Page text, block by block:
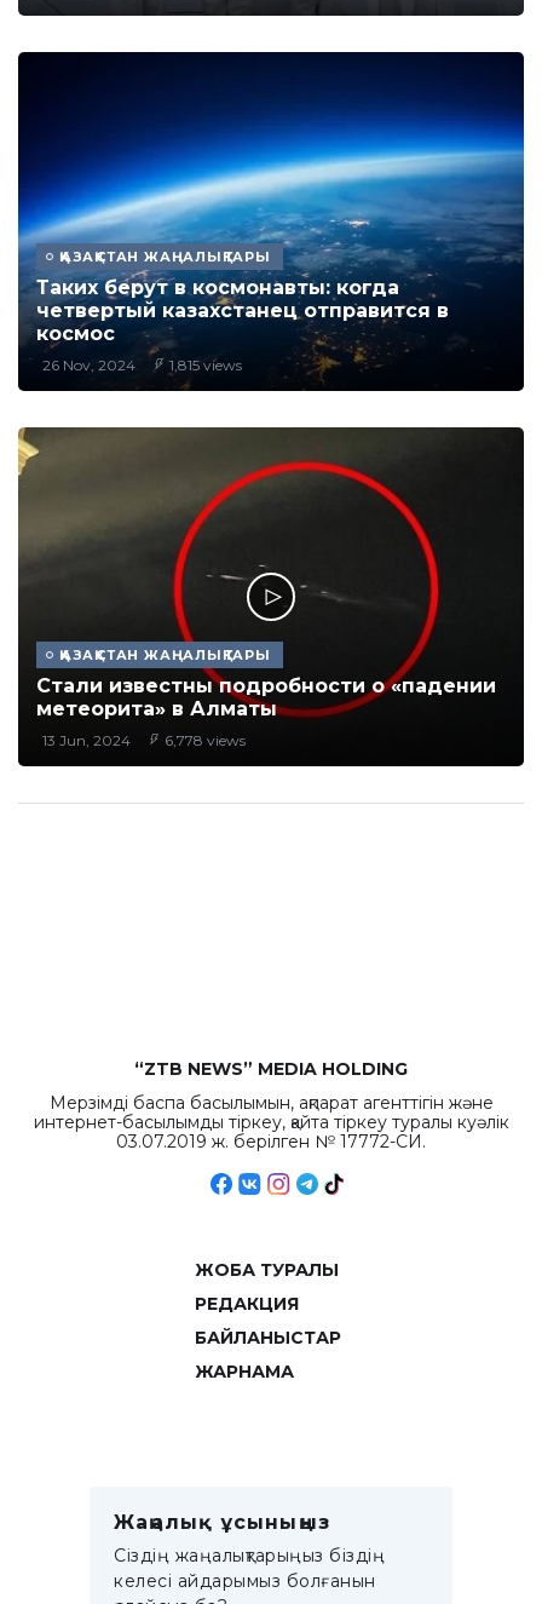
ҚАЗАҚСТАН ЖАҢАЛЫҚТАРЫ
Таких берут в космонавты: когда
четвертый казахстанец отправится в
космос
26 Nov, 2024 1,815 views
ҚАЗАҚСТАН ЖАҢАЛЫҚТАРЫ
Стали известны подробности о «падении
метеорита» в Алматы
13 Jun, 2024 6,778 views
“ZTB NEWS” MEDIA HOLDING
Мерзімді баспа басылымын, ақпарат агенттігін және
интернет-басылымды тіркеу, қайта тіркеу туралы куәлік
03.07.2019 ж. берілген № 17772-СИ.
ЖОБА ТУРАЛЫ
РЕДАКЦИЯ
БАЙЛАНЫСТАР
ЖАРНАМА
Жаңалық ұсыныңыз
Сіздің жаңалықтарыңыз біздің
келесі айдарымыз болғанын